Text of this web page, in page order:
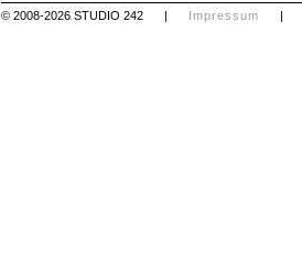
© 2008-2026 STUDIO 242 | Impressum |